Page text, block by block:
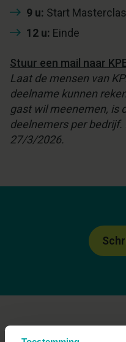
9 u: Start
12 u: Einde
Stuur een mail naar
Laat de mensen van
deelname kunnen
gast wil meenemen, is
deelnemers per
27/3/2026.